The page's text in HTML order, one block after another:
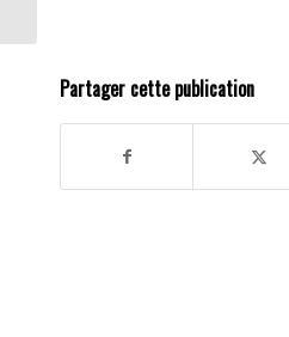
Partager cette publication